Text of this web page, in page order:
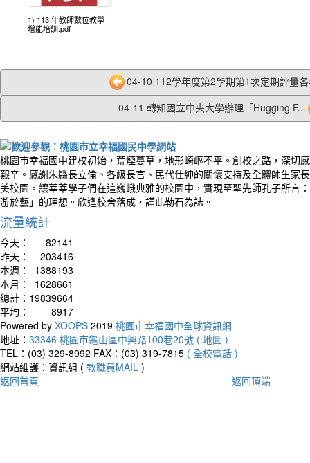
1) 113 年教師數位教學
增能培訓.pdf
04-10 112學年度第2學期第1次定期評量
04-11 轉知國立中央大學辦理「Hugging F...
桃園市幸福國中建校初始，荒煙蔓草，地形崎嶇不平。創校之路，深切
艱辛。感謝朱縣長立倫、各級長官、民代仕紳的關懷支持及全體師生家
美校園。讓莘莘學子們在這巍峨典雅的校園中，實現至聖先師孔子所言
游於藝」的理想。欣逢校舍落成，謹此勒石為誌。
流量統計
今天：
82141
昨天：
203416
本週：
1388193
本月：
1628661
總計： 19839664
平均：
8917
Powered by XOOPS 2019 桃園市幸福國中全球資訊網
地址： 33346 桃園市龜山區中興路100巷20號 ( 地圖 )
TEL：(03) 329-8992 FAX：(03) 319-7815 ( 全校電話 )
網站維護：資訊組 ( 教職員MAIL )
返回首頁
返回頂端